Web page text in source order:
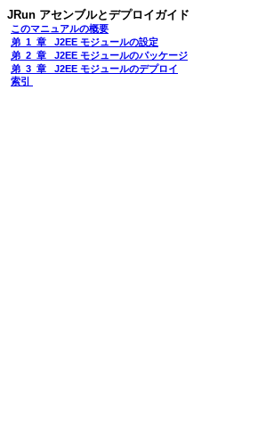
JRun アセンブルとデプロイガイド
このマニュアルの概要
弟 1 章 J2EE モジュールの設定
弟 2 章 J2EE モジュールのパッケージ
弟 3 章 J2EE モジュールのデプロイ
索引